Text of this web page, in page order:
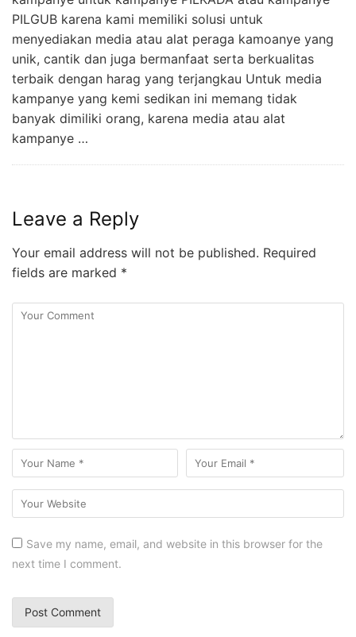
PILGUB karena kami memiliki solusi untuk
menyediakan media atau alat peraga kamoanye yang
unik, cantik dan juga bermanfaat serta berkualitas
terbaik dengan harag yang terjangkau Untuk media
kampanye yang kemi sedikan ini memang tidak
banyak dimiliki orang, karena media atau alat
kampanye …
Leave a Reply
Your email address will not be published. Required
fields are marked *
Save my name, email, and website in this browser for the
next time I comment.